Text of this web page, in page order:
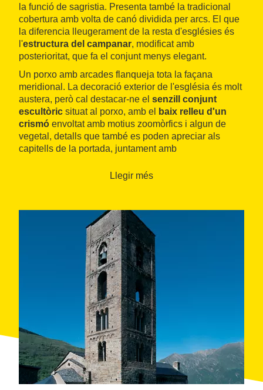
la funció de sagristia. Presenta també la tradicional
cobertura amb volta de canó dividida per arcs. El que
la diferencia lleugerament de la resta d'esglésies és
l'estructura del campanar, modificat amb
posterioritat, que fa el conjunt menys elegant.
Un porxo amb arcades flanqueja tota la façana
meridional. La decoració exterior de l'església és molt
austera, però cal destacar-ne el senzill conjunt
escultòric situat al porxo, amb el
baix relleu d'un
crismó envoltat amb motius zoomòrfics i algun de
vegetal, detalls que també es poden apreciar als
capitells de la portada, juntament amb
Pel que fa a l'interior, s'hi troben
representava el davallament de Crist, del qual tan sols
s'ha pogut recuperar una imatge de la Mare de Déu
que es conserva alMuseu Nacional d'Art de
de Barcelona.
conjunt d'esglésies romàniques
la Vall de Boí declarades Patrimoni de la Humanitat
per la Unesco l'any 2000. L'església ha passat per
diverses fases de restauració: el 1983 se'n va
restaurar la taulada, el 1994 el campanar i, entre els
anys 2000 i 2002, es va dur a terme una restauració
de l'església i els seus béns mobles. El Centre del
Romànic de la Vall de Boí (CRVB) gestiona les visites
d'aquesta i la resta d'esglésies del conjunt.
Llegir més